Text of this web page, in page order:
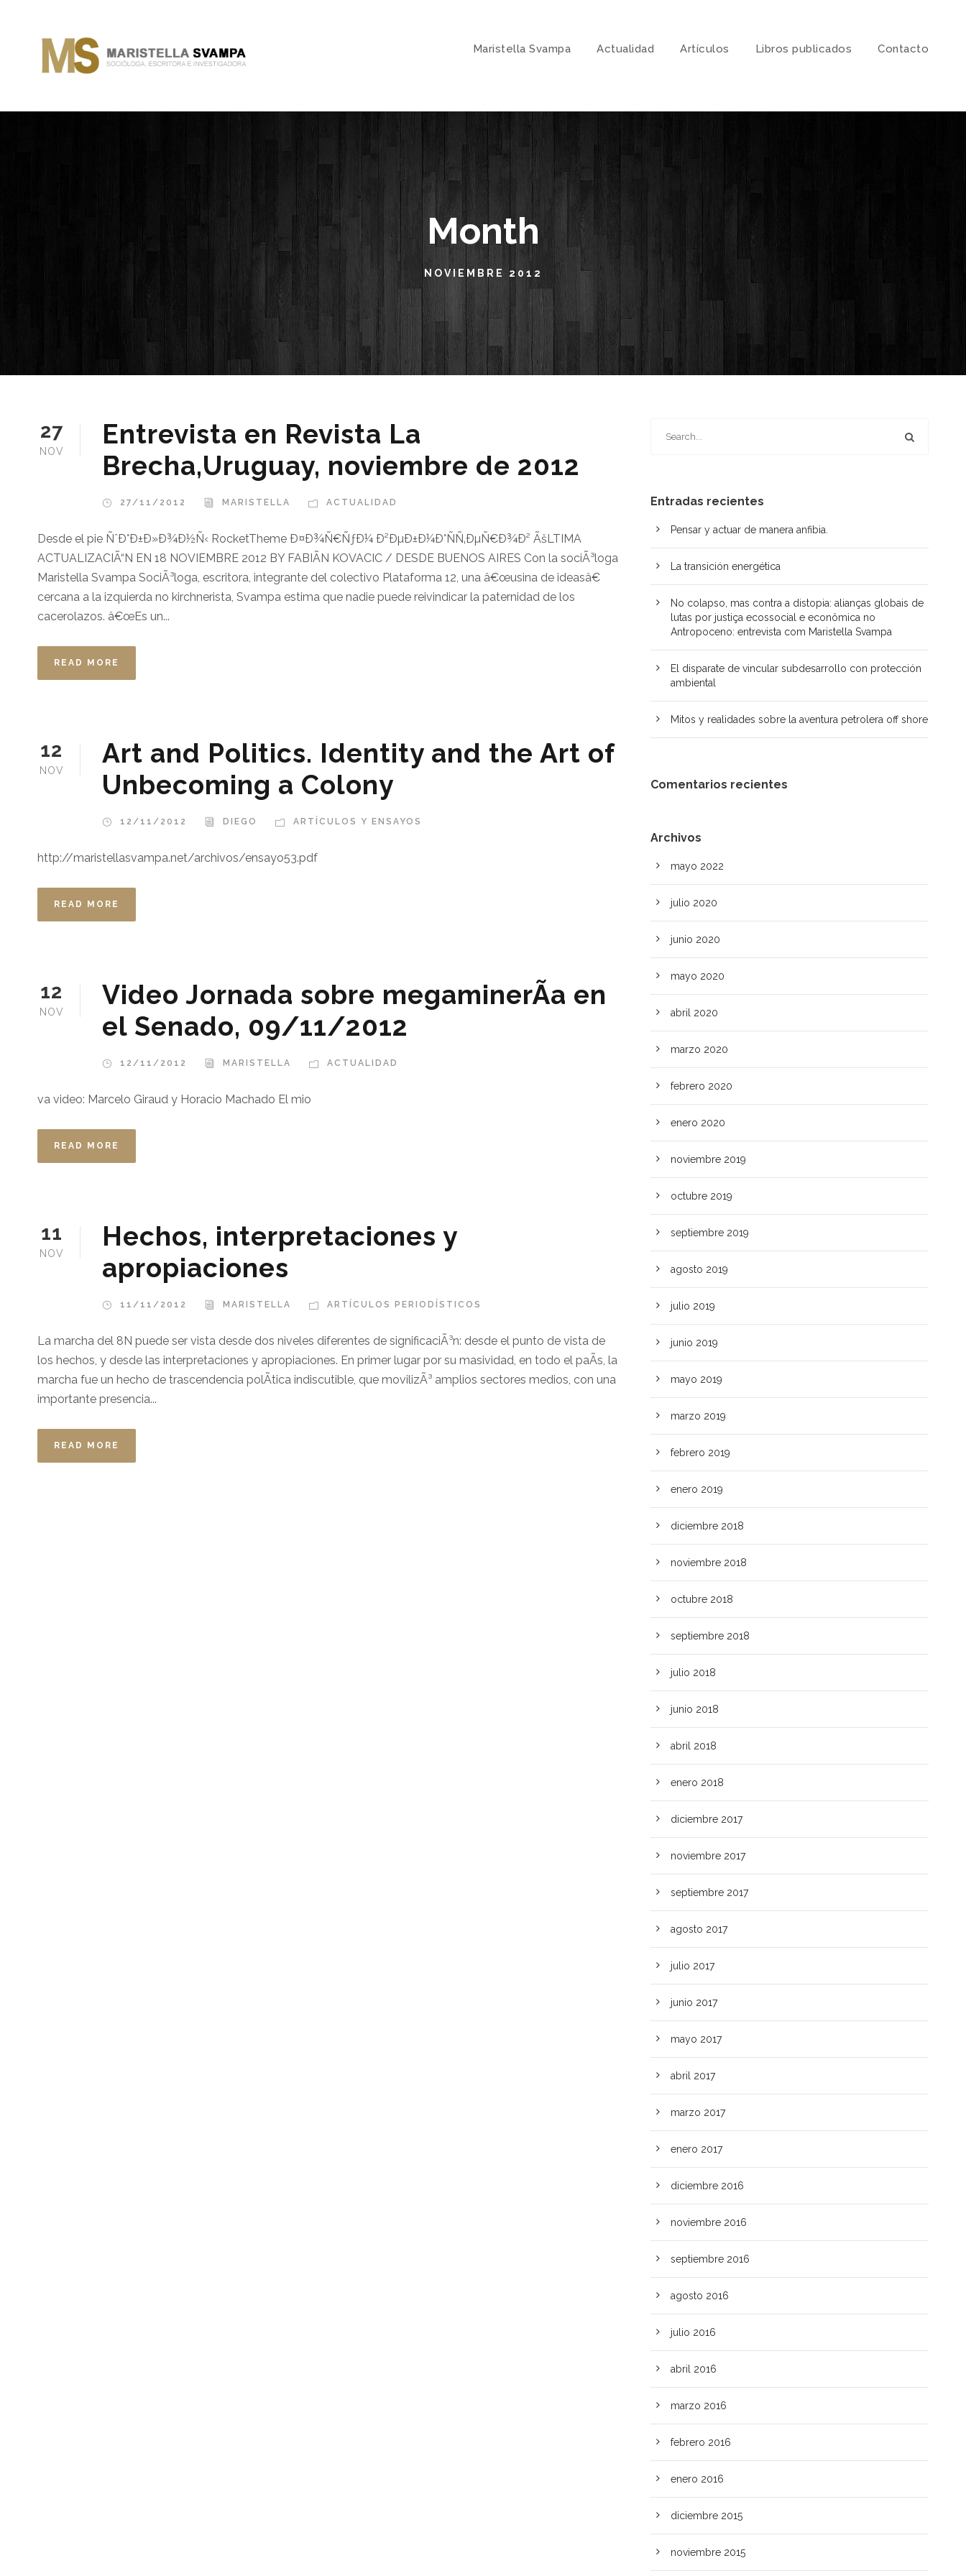
Maristella Svampa Actualidad Artí­culos Libros publicados Contacto
Month
NOVIEMBRE 2012
27
NOV
Entrevista en Revista La
Brecha,Uruguay, noviembre de 2012
27/11/2012 MARISTELLA ACTUALIDAD
Desde el pie ÑˆÐ°Ð±Ð»Ð¾Ð½Ñ‹ RocketTheme Ð¤Ð¾Ñ€ÑƒÐ¼ Ð²ÐµÐ±Ð¼Ð°ÑÑ‚ÐµÑ€Ð¾Ð² ÃšLTIMA
ACTUALIZACIÃ“N EN 18 NOVIEMBRE 2012 BY FABIÃN KOVACIC / DESDE BUENOS AIRES Con la sociÃ³loga
Maristella Svampa SociÃ³loga, escritora, integrante del colectivo Plataforma 12, una â€œusina de ideasâ€
cercana a la izquierda no kirchnerista, Svampa estima que nadie puede reivindicar la paternidad de los
cacerolazos. â€œEs un...
READ MORE
12
NOV
Art and Politics. Identity and the Art of
Unbecoming a Colony
12/11/2012 DIEGO ARTÍCULOS Y ENSAYOS
http://maristellasvampa.net/archivos/ensayo53.pdf
READ MORE
12
NOV
Video Jornada sobre megaminerÃ­a en
el Senado, 09/11/2012
12/11/2012 MARISTELLA ACTUALIDAD
va video: Marcelo Giraud y Horacio Machado El mio
READ MORE
11
NOV
Hechos, interpretaciones y
apropiaciones
11/11/2012 MARISTELLA ARTÍ­CULOS PERIODÍSTICOS
La marcha del 8N puede ser vista desde dos niveles diferentes de significaciÃ³n: desde el punto de vista de
los hechos, y desde las interpretaciones y apropiaciones. En primer lugar por su masividad, en todo el paÃ­s, la
marcha fue un hecho de trascendencia polÃ­tica indiscutible, que movilizÃ³ amplios sectores medios, con una
importante presencia...
READ MORE
Entradas recientes
Pensar y actuar de manera anfibia.
La transición energética
No colapso, mas contra a distopia: alianças globais de
lutas por justiça ecossocial e econômica no
Antropoceno: entrevista com Maristella Svampa
El disparate de vincular subdesarrollo con protección
ambiental
Mitos y realidades sobre la aventura petrolera off shore
Comentarios recientes
Archivos
mayo 2022
julio 2020
junio 2020
mayo 2020
abril 2020
marzo 2020
febrero 2020
enero 2020
noviembre 2019
octubre 2019
septiembre 2019
agosto 2019
julio 2019
junio 2019
mayo 2019
marzo 2019
febrero 2019
enero 2019
diciembre 2018
noviembre 2018
octubre 2018
septiembre 2018
julio 2018
junio 2018
abril 2018
enero 2018
diciembre 2017
noviembre 2017
septiembre 2017
agosto 2017
julio 2017
junio 2017
mayo 2017
abril 2017
marzo 2017
enero 2017
diciembre 2016
noviembre 2016
septiembre 2016
agosto 2016
julio 2016
abril 2016
marzo 2016
febrero 2016
enero 2016
diciembre 2015
noviembre 2015